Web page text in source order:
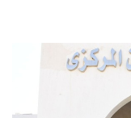
الطلاب